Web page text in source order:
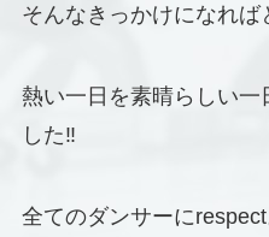
そんなきっかけになれば
熱い一日を素晴らしい一
した‼️
全てのダンサーにrespect